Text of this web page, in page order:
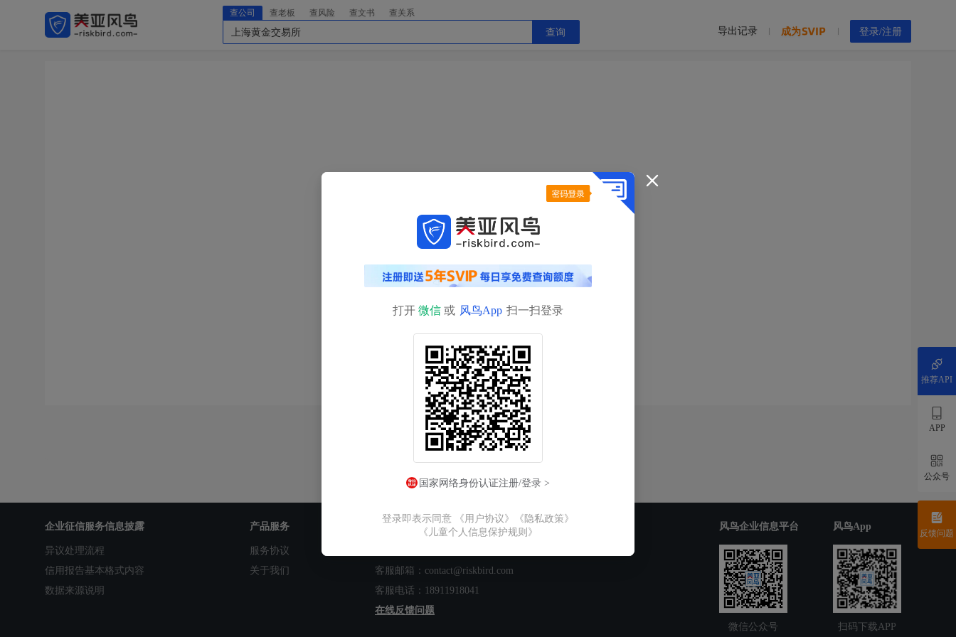
查公司 查老板 查风险 查文书 查关系
查询 导出记录 成为 登录/注册
明日0点自动恢复查询额度
如需立即查询，请充值获取更多查询额度>>
企业征信服务信息披露
异议处理流程
信用报告基本格式内容
数据来源说明
产品服务
服务协议
关于我们
联系我们
客服邮箱：contact@riskbird.com
客服电话：18911918041
在线反馈问题
风鸟企业信息平台
微信公众号
风鸟App
扫码下载APP
推荐API
APP
公众号
反馈问题
打开 微信 或 风鸟App 扫一扫登录
国家网络身份认证注册/登录 >
登录即表示同意 《用户协议》
《隐私政策》
《儿童个人信息保护规则》